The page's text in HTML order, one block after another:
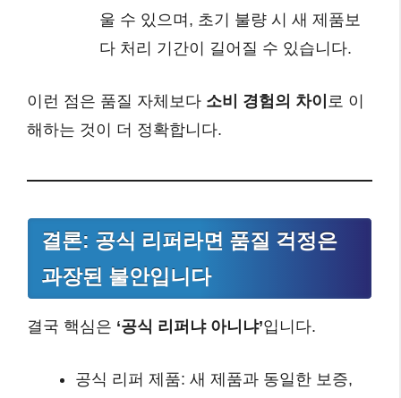
울 수 있으며, 초기 불량 시 새 제품보
다 처리 기간이 길어질 수 있습니다.
이런 점은 품질 자체보다 소비 경험의 차이 로 이
해하는 것이 더 정확합니다.
결론: 공식 리퍼라면 품질 걱정은
과장된 불안입니다
결국 핵심은 ‘공식 리퍼냐 아니냐’입니다.
공식 리퍼 제품: 새 제품과 동일한 보증,